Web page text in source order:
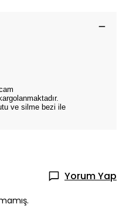
ve silme bezi ile
Yorum Yap